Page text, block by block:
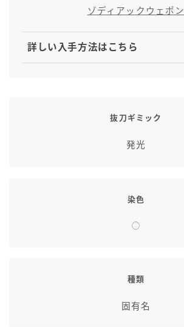
ゾディアックウェポン
詳しい入手方法はこちら
抜刀ギミック
発光
染色
◯
種類
固有名